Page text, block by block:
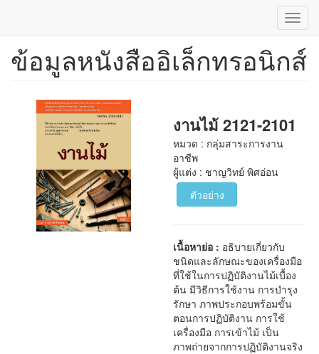
ข้าม
ข้อมูลหนังสืออิเล็กทรอนิกส์
งานไม้ 2121-2101
หมวด : กลุ่มสาระการงาน
อาชีพ
ผู้แต่ง : ชาญวิทย์ พิศอ่อน
ตัวอย่าง
เนื้อหาย่อ : อธิบายเกี่ยวกับ
ชนิดและลักษณะของเครื่องมือ
ที่ใช้ในการปฏิบัติงานไม้เบื้อง
ต้น มีวิธีการใช้งาน การบำรุง
รักษา ภาพประกอบพร้อมขั้น
ตอนการปฏิบัติงาน การใช้
เครื่องมือ การเข้าไม้ เป็น
ภาพถ่ายจากการปฏิบัติงานจริง